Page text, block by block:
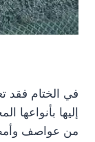
في الختام فقد
إليها بأنواعها
من عواصف